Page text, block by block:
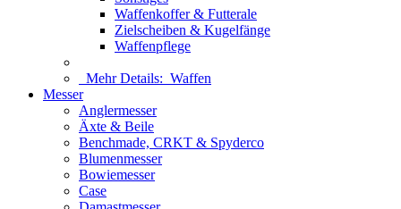
Waffenkoffer & Futterale
Zielscheiben & Kugelfänge
Waffenpflege
Mehr Details: Waffen
Messer
Anglermesser
Äxte & Beile
Benchmade, CRKT & Spyderco
Blumenmesser
Bowiemesser
Case